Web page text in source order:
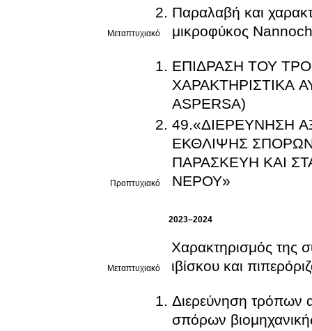
Μεταπτυχιακό
Παραλαβή και
μικροφύκος
Προπτυχιακό
ΕΠΙΔΡΑΣΗ ΤΟΥ
ΧΑΡΑΚΤΗΡΙΣΤΙΚΑ
ASPERSA)
49.«ΔΙΕΡΕΥΝΗΣΗ
ΕΚΘΛΙΨΗΣ
ΠΑΡΑΣΚΕΥΗ ΚΑΙ
ΝΕΡΟΥ»
2023–2024
Μεταπτυχιακό
Χαρακτηρισμός της
ιβίσκου και
Διερεύνηση τρόπων
σπόρων